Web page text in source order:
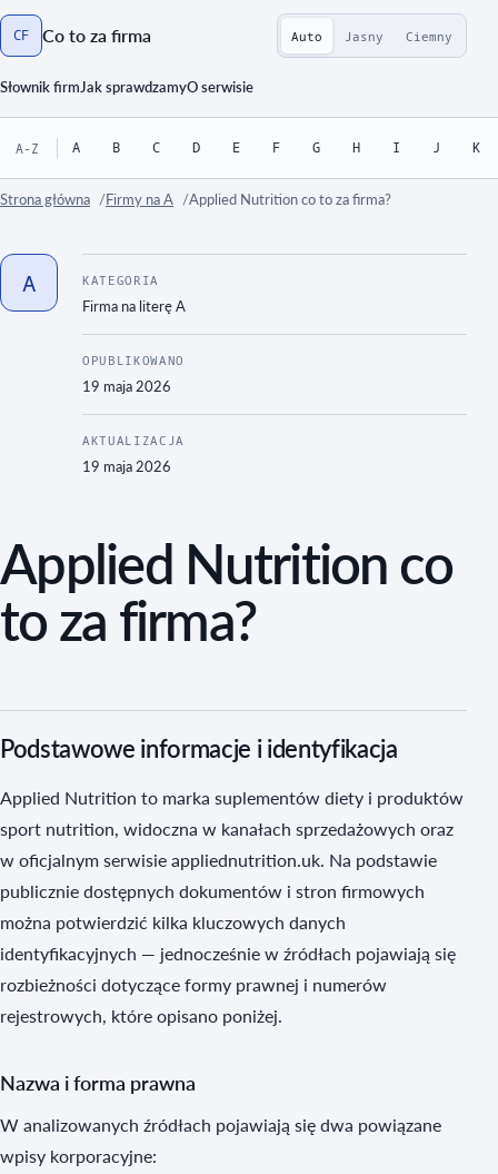
CF Co to za firma
Strona główna
Słownik firmJak sprawdzamyO serwisie
Auto Jasny Ciemny
A-Z A B C D E F G H I J K
Strona główna Firmy na A Applied Nutrition co to za firma?
A KATEGORIA
Firma na literęA
OPUBLIKOWANO
19 maja 2026
AKTUALIZACJA
19 maja 2026
Applied Nutrition co
to za firma?
Podstawowe informacje i identyfikacja
Applied Nutrition to marka suplementów diety i produktów
sport nutrition, widoczna w kanałach sprzedażowych oraz
w oficjalnym serwisie appliednutrition.uk. Na podstawie
publicznie dostępnych dokumentów i stron firmowych
można potwierdzić kilka kluczowych danych
identyfikacyjnych — jednocześnie w źródłach pojawiają się
rozbieżności dotyczące formy prawnej i numerów
rejestrowych, które opisano poniżej.
Nazwa i forma prawna
W analizowanych źródłach pojawiają się dwa powiązane
wpisy korporacyjne: